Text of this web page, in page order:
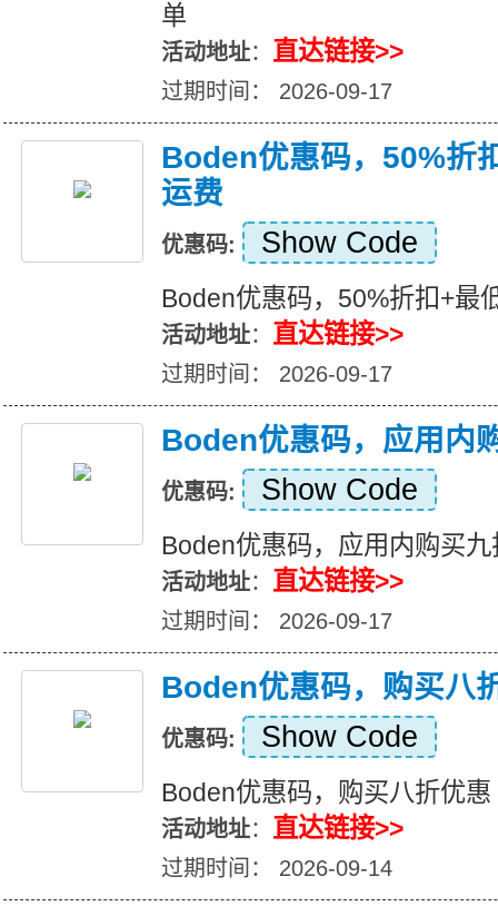
单
活动地址： 直达链接>>
过期时间： 2026-09-17
Boden优惠码，50%折
运费
优惠码: Show Code
Boden优惠码，50%折扣+最
活动地址： 直达链接>>
过期时间： 2026-09-17
Boden优惠码，应用内
优惠码: Show Code
Boden优惠码，应用内购买
活动地址： 直达链接>>
过期时间： 2026-09-17
Boden优惠码，购买八
优惠码: Show Code
Boden优惠码，购买八折优惠
活动地址： 直达链接>>
过期时间： 2026-09-14